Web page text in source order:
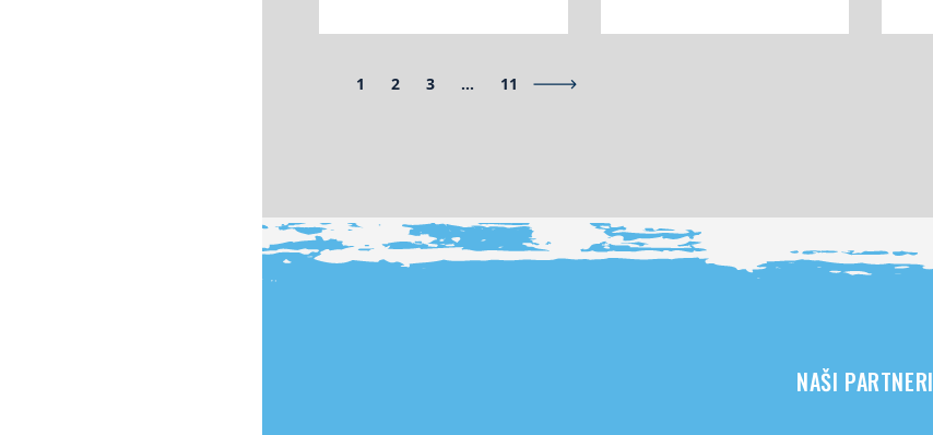
1 2 3 … 11
NAŠI PARTNERI